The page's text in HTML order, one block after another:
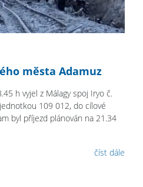
města Adamuz
h vyjel z Málagy spoj Iryo č.
109 012, do cílové
byl příjezd plánován na 21.34
číst dále